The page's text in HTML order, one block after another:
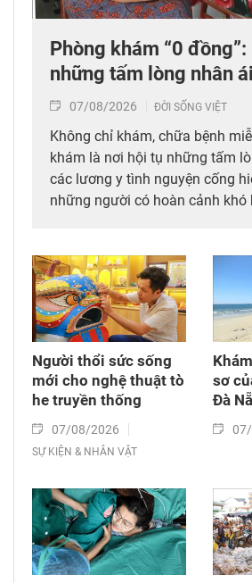
Phòng khám “0
những tấm lòng nhân ái
07/08/2026 ĐỜI SỐNG VIỆT
Không chỉ khám, chữa bệnh
khám là nơi hội tụ những tấm
các lương y tình nguyện cống
những người có hoàn cảnh khó
Người thổi sức sống
mới cho nghệ thuật tò
he truyền thống
07/08/2026
SỰ KIỆN & NHÂN VẬT
sơ
Đà